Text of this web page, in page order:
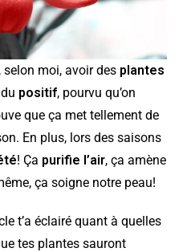
moi, avoir des plantes
positif, pourvu qu’on
que ça met tellement de
En plus, lors des saisons
! Ça purifie l’air, ça amène
ça soigne notre peau!
t’a éclairé quant à quelles
tes plantes sauront